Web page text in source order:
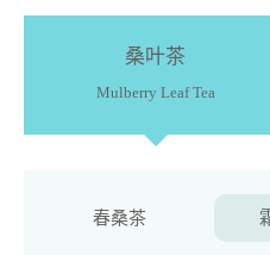
桑叶茶
Mulberry Leaf Tea
春桑茶